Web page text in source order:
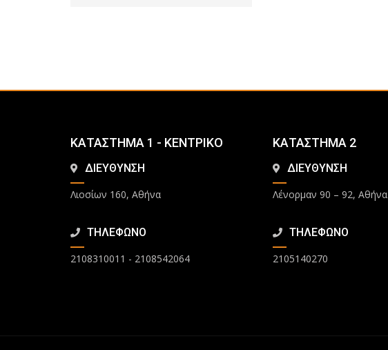
ΚΑΤΑΣΤΗΜΑ 1 - ΚΕΝΤΡΙΚΟ
ΔΙΕΥΘΥΝΣΗ
Λιοσίων 160, Αθήνα
ΤΗΛΕΦΩΝΟ
2108310011 - 2108542064
ΚΑΤΑΣΤΗΜΑ 2
ΔΙΕΥΘΥΝΣΗ
Λένορμαν 90 – 92, Αθήνα
ΤΗΛΕΦΩΝΟ
2105140270